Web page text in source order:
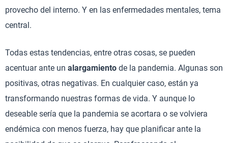
provecho del interno. Y en las enfermedades mentales, tema
central.
Todas estas tendencias, entre otras cosas, se pueden
acentuar ante un alargamiento de la pandemia. Algunas son
positivas, otras negativas. En cualquier caso, están ya
transformando nuestras formas de vida. Y aunque lo
deseable sería que la pandemia se acortara o se volviera
endémica con menos fuerza, hay que planificar ante la